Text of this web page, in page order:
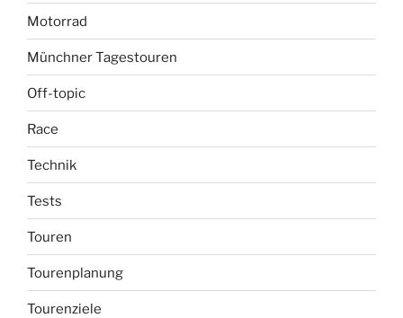
Motorrad
Münchner Tagestouren
Off-topic
Race
Technik
Tests
Touren
Tourenplanung
Tourenziele